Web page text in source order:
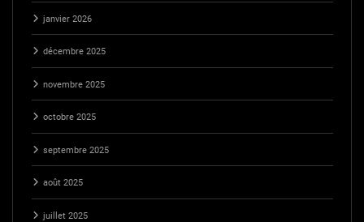
janvier 2026
décembre 2025
novembre 2025
octobre 2025
septembre 2025
août 2025
juillet 2025